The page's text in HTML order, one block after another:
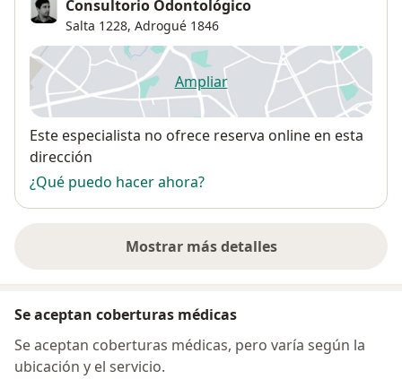
Consultorio Odontológico
Salta 1228, Adrogué 1846
Ampliarse abre en una nueva
Disponibilidad
Este especialista no ofrece reserva online en esta
dirección
¿Qué puedo hacer ahora?
Mostrar más detalles
sobre la dirección
Se aceptan coberturas médicas
Se aceptan coberturas médicas, pero varía según la
ubicación y el servicio.